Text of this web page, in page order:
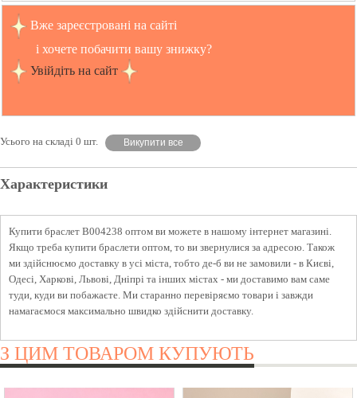
Вже зареєстровані на сайті
і хочете побачити вашу знижку?
Увійдіть на сайт
Усього на складі 0 шт. Викупити все
Характеристики
Купити браслет B004238 оптом ви можете в нашому інтернет магазині.
Якщо треба купити браслети оптом, то ви звернулися за адресою. Також
ми здійснюємо доставку в усі міста, тобто де-б ви не замовили - в Києві,
Одесі, Харкові, Львові, Дніпрі та інших містах - ми доставимо вам саме
туди, куди ви побажаєте. Ми старанно перевіряємо товари і завжди
намагаємося максимально швидко здійснити доставку.
З ЦИМ ТОВАРОМ КУПУЮТЬ